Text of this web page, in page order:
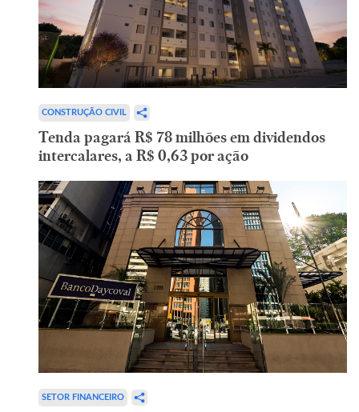
CONSTRUÇÃO CIVIL
Tenda pagará R$ 78 milhões em dividendos
intercalares, a R$ 0,63 por ação
SETOR FINANCEIRO